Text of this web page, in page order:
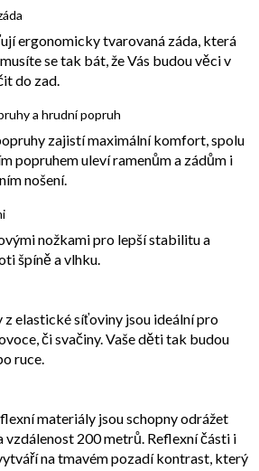
ergonomicky tvarovaná záda, která
se tak bát, že Vás budou věci v
do zad.
a hrudní popruh
zajistí maximální komfort, spolu
popruhem uleví ramenům a zádům i
nošení.
nožkami pro lepší stabilitu a
špíně a vlhku.
elastické síťoviny jsou ideální pro
či svačiny. Vaše děti tak budou
ruce.
materiály jsou schopny odrážet
vzdálenost 200 metrů. Reflexní části i
na tmavém pozadí kontrast, který